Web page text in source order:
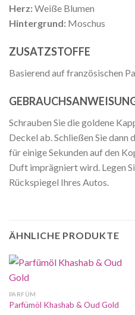
Herz:Weiße Blumen
Hintergrund: Moschus
ZUSATZSTOFFE
Basierend auf französischen
Schrauben Sie die goldene
Deckel ab. Schließen Sie dann
für einige Sekunden auf den
Duft imprägniert wird. Legen
Rückspiegel Ihres Autos.
ÄHNLICHE PRODUKTE
PARFÜM
Parfümöl Khashab & Oud Gold